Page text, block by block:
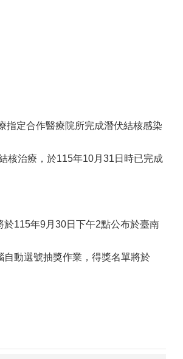
指定合作醫療院所完成潛伏結核感染
核治療，於115年10月31日時已完成
115年9月30日下午2點公布於臺南
動選號抽獎作業，得獎名單將於